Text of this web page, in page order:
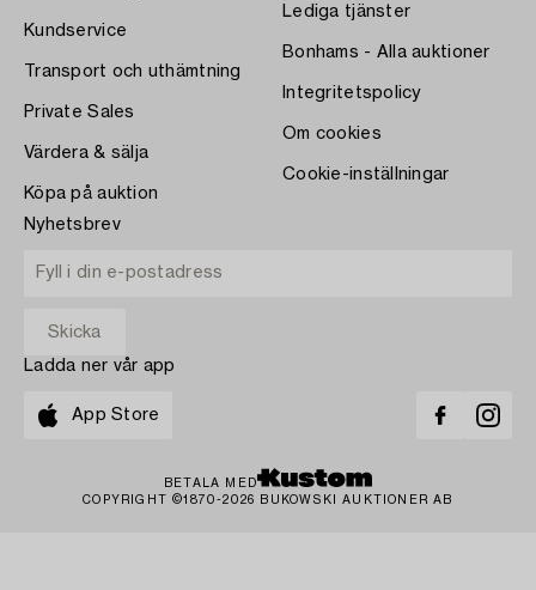
Kundservice
Transport och uthämtning
Private Sales
Värdera & sälja
Köpa på auktion
Lediga tjänster
Bonhams - Alla auktioner
Integritetspolicy
Om cookies
Cookie-inställningar
Nyhetsbrev
Ladda ner vår app
App Store
BETALA MED
COPYRIGHT ©1870-2026 BUKOWSKI AUKTIONER AB